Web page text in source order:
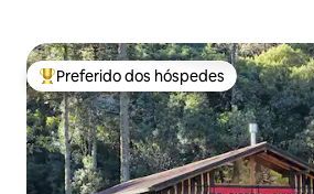
Entre os melhores preferidos dos
Preferido dos hóspedes